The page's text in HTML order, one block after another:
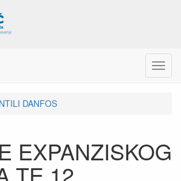
Menu
DANFOS
EXPANZISKOG
TE 12